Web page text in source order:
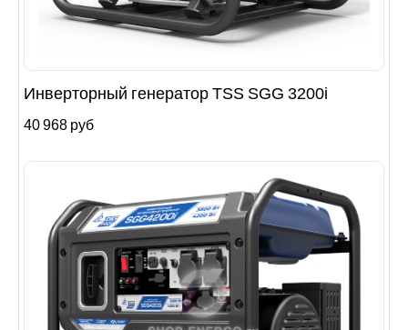
Инверторный генератор TSS SGG 3200i
40 968 руб